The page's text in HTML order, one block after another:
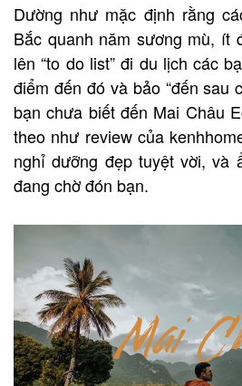
Dường như mặc định rằng
Bắc quanh năm sương mù, ít
lên “to do list” đi du lịch các
điểm đến đó và bảo “đến sau
bạn chưa biết đến Mai Châu
theo như review của
nghỉ dưỡng đẹp tuyệt vời, và
đang chờ đón bạn.